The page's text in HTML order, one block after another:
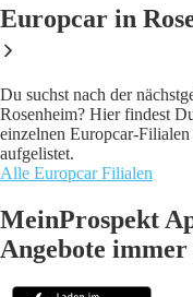
Europcar in
Du suchst nach der
Rosenheim? Hier findest
einzelnen Europcar-
aufgelistet.
Alle Europcar Filialen
MeinProspekt
Angebote